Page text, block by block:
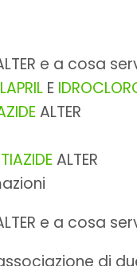
e a cosa
E
ALTER
ALTER
e a cosa
di